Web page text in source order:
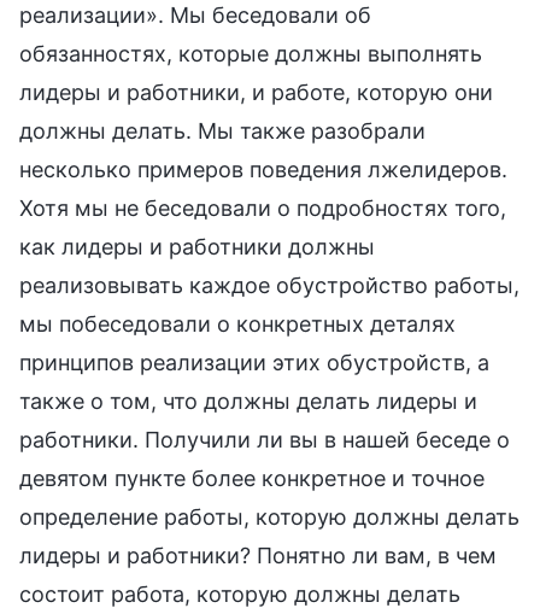
реализации». Мы беседовали об
обязанностях, которые должны выполнять
лидеры и работники, и работе, которую они
должны делать. Мы также разобрали
несколько примеров поведения лжелидеров.
Хотя мы не беседовали о подробностях того,
как лидеры и работники должны
реализовывать каждое обустройство работы,
мы побеседовали о конкретных деталях
принципов реализации этих обустройств, а
также о том, что должны делать лидеры и
работники. Получили ли вы в нашей беседе о
девятом пункте более конкретное и точное
определение работы, которую должны делать
лидеры и работники? Понятно ли вам, в чем
состоит работа, которую должны делать